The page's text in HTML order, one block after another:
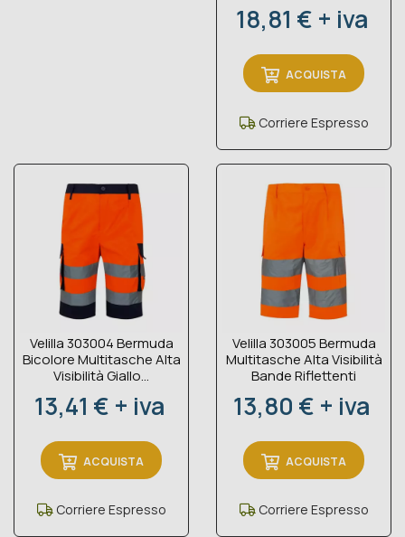
Prezzo
18,81 € + iva
ACQUISTA
Corriere Espresso
Velilla 303004 Bermuda
Bicolore Multitasche Alta
Visibilità Giallo...
Prezzo
13,41 € + iva
ACQUISTA
Corriere Espresso
Velilla 303005 Bermuda
Multitasche Alta Visibilità
Bande Riflettenti
Prezzo
13,80 € + iva
ACQUISTA
Corriere Espresso